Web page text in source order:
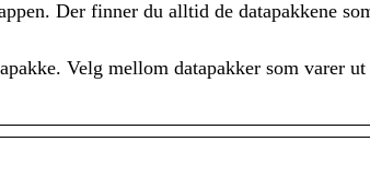
Der finner du alltid de datapakkene
Velg mellom datapakker som varer ut